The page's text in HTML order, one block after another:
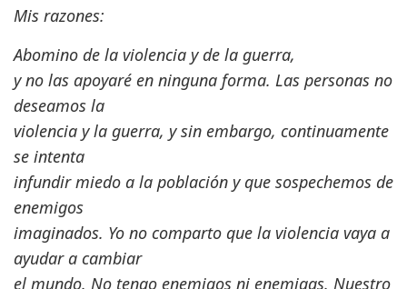
Mis razones:
Abomino de la violencia y de la guerra,
y no las apoyaré en ninguna forma. Las personas no
deseamos la
violencia y la guerra, y sin embargo, continuamente
se intenta
infundir miedo a la población y que sospechemos de
enemigos
imaginados. Yo no comparto que la violencia vaya a
ayudar a cambiar
el mundo. No tengo enemigos ni enemigas. Nuestro